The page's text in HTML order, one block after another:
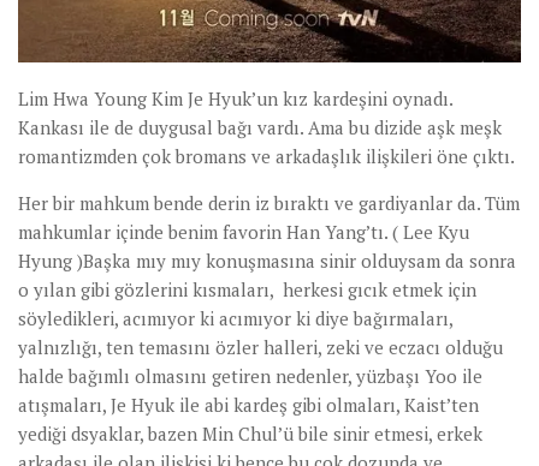
Lim Hwa Young Kim Je Hyuk’un kız kardeşini oynadı.
Kankası ile de duygusal bağı vardı. Ama bu dizide aşk meşk
romantizmden çok bromans ve arkadaşlık ilişkileri öne çıktı.
Her bir mahkum bende derin iz bıraktı ve gardiyanlar da. Tüm
mahkumlar içinde benim favorin Han Yang’tı. ( Lee Kyu
Hyung )Başka mıy mıy konuşmasına sinir olduysam da sonra
o yılan gibi gözlerini kısmaları, herkesi gıcık etmek için
söyledikleri, acımıyor ki acımıyor ki diye bağırmaları,
yalnızlığı, ten temasını özler halleri, zeki ve eczacı olduğu
halde bağımlı olmasını getiren nedenler, yüzbaşı Yoo ile
atışmaları, Je Hyuk ile abi kardeş gibi olmaları, Kaist’ten
yediği dsyaklar, bazen Min Chul’ü bile sinir etmesi, erkek